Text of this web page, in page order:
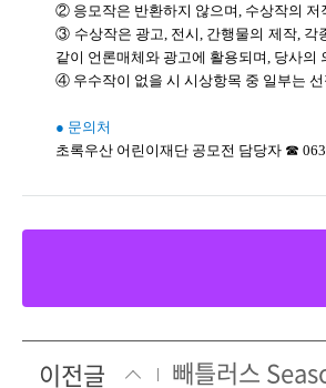
② 응모작은 반환하지 않으며, 수상작의
③ 수상작은 광고, 전시, 간행물의 제작, 각
같이 언론매체와 광고에 활용되며, 당사의
④ 우수작이 없을 시 시상항목 중 일부는
● 문의처
초록우산 어린이재단 공모전 담당자 ☎
이전글
빼틀러스